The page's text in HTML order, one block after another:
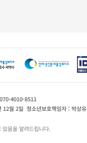
4010-8511
12월 2일 청소년보호책임자 : 박상유
음을 알려드립니다.